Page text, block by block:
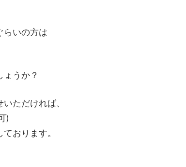
らいの方は
うか？
ただければ、
)
おります。